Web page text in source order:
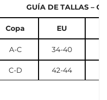
GUÍA DE TALLAS –
Copa EU
A-C 34-40
C-D 42-44